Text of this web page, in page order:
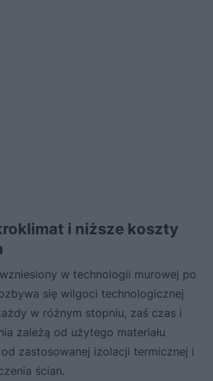
i niższe koszty
w technologii murowej po
się wilgoci technologicznej
w różnym stopniu, zaś czas i
zależą od użytego materiału
zastosowanej izolacji termicznej i
ścian.